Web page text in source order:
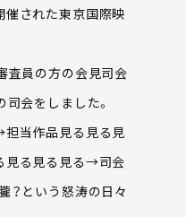
催された東京国際映
査員の方の会見司会
会をしました。
当作品見る見る見
る見る見る→司会
？という怒涛の日々